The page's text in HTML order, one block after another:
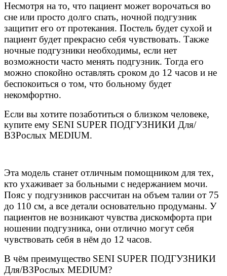
Несмотря на то, что пациент может ворочаться во
сне или просто долго спать, ночной подгузник
защитит его от протекания. Постель будет сухой и
пациент будет прекрасно себя чувствовать. Также
ночные подгузники необходимы, если нет
возможности часто менять подгузник. Тогда его
можно спокойно оставлять сроком до 12 часов и не
беспокоиться о том, что больному будет
некомфортно.
Если вы хотите позаботиться о близком человеке,
купите ему SENI SUPER ПОДГУЗНИКИ Для/
ВЗРослых MEDIUM.
Эта модель станет отличным помощником для тех,
кто ухаживает за больными с недержанием мочи.
Пояс у подгузников рассчитан на объем талии от 75
до 110 см, а все детали основательно продуманы. У
пациентов не возникают чувства дискомфорта при
ношении подгузника, они отлично могут себя
чувствовать себя в нём до 12 часов.
В чём преимущество SENI SUPER ПОДГУЗНИКИ
Для/ВЗРослых MEDIUM?